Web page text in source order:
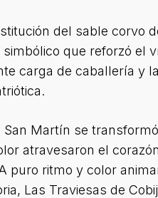
del sable corvo
que reforzó el
carga de caballería y
San Martín se
atravesaron el
puro ritmo y color
Las Traviesas de